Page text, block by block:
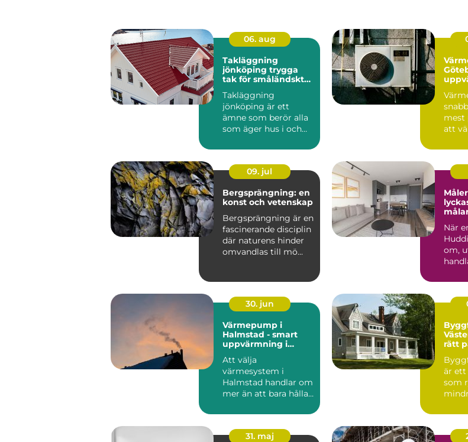
06. aug
Takläggning
jönköping trygga
tak för småländskt
Takläggning
jönköping är ett
ämne som berör alla
som äger hus i och
villor i...
mest
att
09. jul
Bergsprängning: en
konst och vetenskap
Bergsprängning är en
fascinerande disciplin
där naturens hinder
omvandlas till mö...
När
om,
30. jun
Värmepump i
Halmstad - smart
uppvärmning i
Att välja
värmesystem i
Halmstad handlar om
mer än att bara hålla
rätt
är
som
31. maj